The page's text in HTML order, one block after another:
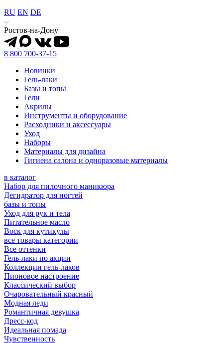
RU EN DE
Ростов-на-Дону
8 800 700-37-15
Новинки
Гель-лаки
Базы и топы
Гели
Акрилы
Инструменты и оборудование
Расходники и аксессуары
Уход
Наборы
Материалы для дизайна
Гигиена салона и одноразовые материалы
в каталог
Набор для пилочного маникюра
Дегидратор для ногтей
базы и топы
Уход для рук и тела
Питательное масло
Воск для кутикулы
все товары категории
Все оттенки
Гель-лаки по акции
Коллекции гель-лаков
Пионовое настроение
Классический выбор
Очаровательный красный
Модная леди
Романтичная девушка
Дресс-код
Идеальная помада
Чувственность